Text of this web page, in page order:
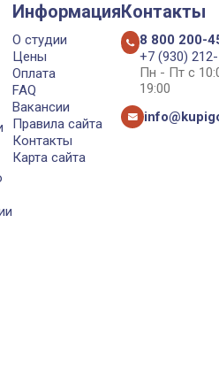
Информация
О студии
Цены
Оплата
FAQ
Вакансии
Правила сайта
Контакты
Карта сайта
Контакты
8 800 200-
+7 (930)
Пн - Пт с
19:00